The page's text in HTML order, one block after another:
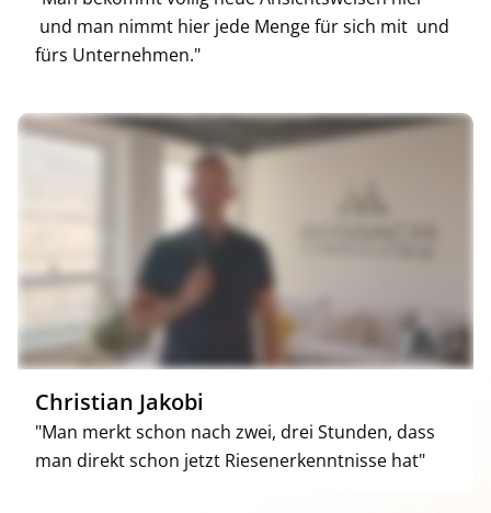
und man nimmt hier jede Menge für sich mit und
fürs Unternehmen."
Christian Jakobi
"Man merkt schon nach zwei, drei Stunden, dass
man direkt schon jetzt Riesenerkenntnisse hat"